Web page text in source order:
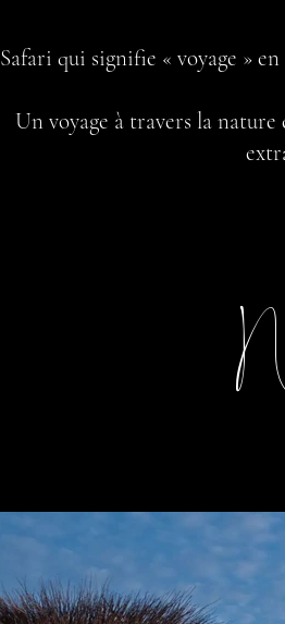
Safari qui signifie « voyage »
Un voyage à travers la nature